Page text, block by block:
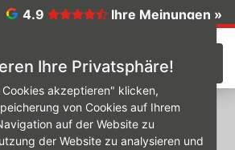
Ihre Privatsphäre!
Cookies akzeptieren" klicken,
von Cookies auf Ihrem
auf der Website zu
der Website zu analysieren und
4.9 Ihre Meinungen »
Services rund um Auto & Reifen